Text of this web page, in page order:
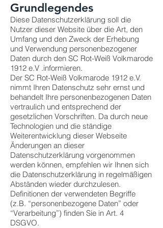
Grundlegendes
Diese Datenschutzerklärung soll die
Nutzer dieser Website über die Art, den
Umfang und den Zweck der Erhebung
und Verwendung personenbezogener
Daten durch den SC Rot-Weiß Volkmarode
1912 e.V .informieren.
Der SC Rot-Weiß Volkmarode 1912 e.V.
nimmt Ihren Datenschutz sehr ernst und
behandelt Ihre personenbezogenen Daten
vertraulich und entsprechend der
gesetzlichen Vorschriften. Da durch neue
Technologien und die ständige
Weiterentwicklung dieser Webseite
Änderungen an dieser
Datenschutzerklärung vorgenommen
werden können, empfehlen wir Ihnen sich
die Datenschutzerklärung in regelmäßigen
Abständen wieder durchzulesen.
Definitionen der verwendeten Begriffe
(z.B. “personenbezogene Daten” oder
“Verarbeitung”) finden Sie in Art. 4
DSGVO.